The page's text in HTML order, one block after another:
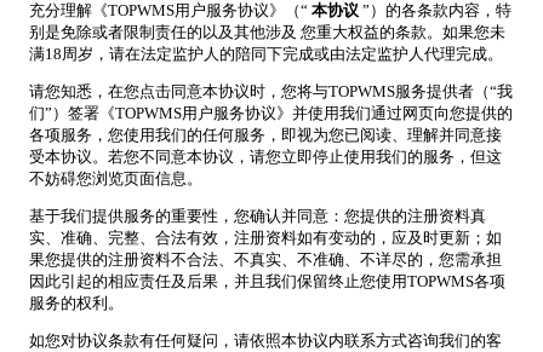
充分理解《TOPWMS用户服务协议》（“ 本协议 ”）的各条款内容，特
别是免除或者限制责任的以及其他涉及 您重大权益的条款。如果您未
满18周岁，请在法定监护人的陪同下完成或由法定监护人代理完成。
请您知悉，在您点击同意本协议时，您将与TOPWMS服务提供者（“我
们”）签署《TOPWMS用户服务协议》并使用我们通过网页向您提供的
各项服务，您使用我们的任何服务，即视为您已阅读、理解并同意接
受本协议。若您不同意本协议，请您立即停止使用我们的服务，但这
不妨碍您浏览页面信息。
基于我们提供服务的重要性，您确认并同意：您提供的注册资料真
实、准确、完整、合法有效，注册资料如有变动的，应及时更新；如
果您提供的注册资料不合法、不真实、不准确、不详尽的，您需承担
因此引起的相应责任及后果，并且我们保留终止您使用TOPWMS各项
服务的权利。
如您对协议条款有任何疑问，请依照本协议内联系方式咨询我们的客